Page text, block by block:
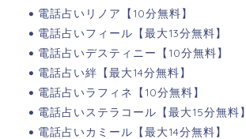
電話占いリノア【10分無料】
電話占いフィール【最大13分無料】
電話占いデスティニー【10分無料】
電話占い絆【最大14分無料】
電話占いラフィネ【10分無料】
電話占いステラコール【最大15分無料】
電話占いカミール【最大14分無料】